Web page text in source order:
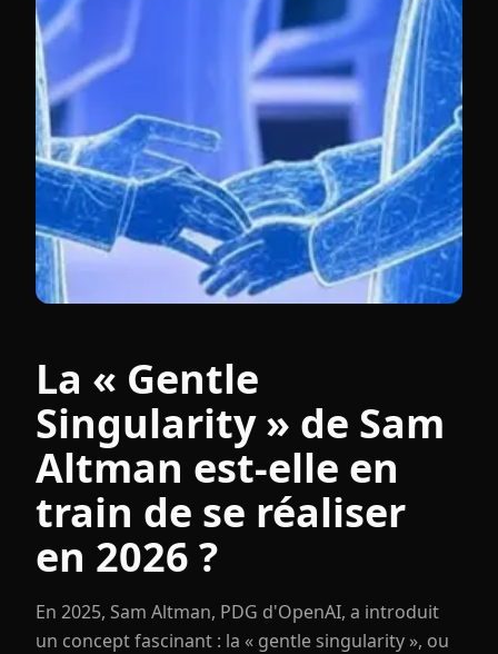
La « Gentle
Singularity » de Sam
Altman est-elle en
train de se réaliser
en 2026 ?
En 2025, Sam Altman, PDG d'OpenAI, a introduit
un concept fascinant : la « gentle singularity », ou